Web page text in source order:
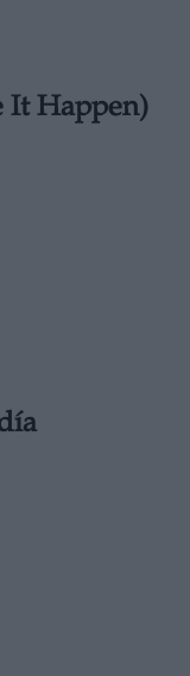
It Happen)